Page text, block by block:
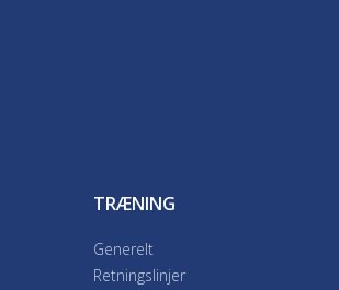
TRÆNING
Generelt
Retningslinjer